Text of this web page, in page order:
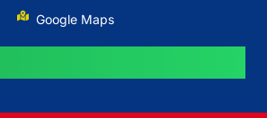
Google Maps